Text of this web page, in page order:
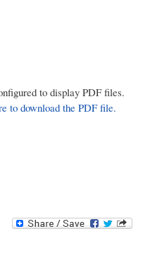
to display PDF files.
to download the PDF file.